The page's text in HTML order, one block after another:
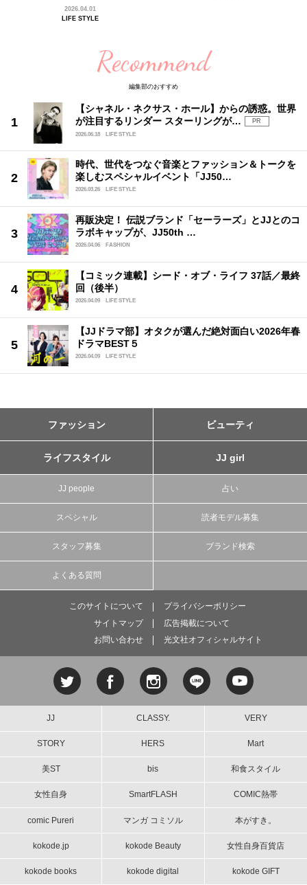
2026.04.01
LIFE STYLE
Recommend
編集部のおすすめ
【シャネル・ネクサス・ホール】からの誘惑。世界
が注目するリンダー スターリングが…
PR
2026.06.18
LIFE STYLE
時代、世代をつなぐ音楽とファッション＆トークを
楽しむスペシャルイベント「JJ50…
2026.03.26 LIFE STYLE
再販決定！ 伝説ブランド「セーラーズ」とJJとのコ
ラボキャップが、JJ50th …
2026.04.06 FASHION
【コミック連載】シード・オブ・ライフ 37話／最終
回（後半）
2026.04.09 LIFE STYLE
【JJドラマ部】オタクが選んだ絶対面白い2026年春
ドラマBEST５
2026.04.09 LIFE STYLE
ファッション ビューティ
ライフスタイル JJ girl
JJ people 占い
スペシャル 読者モデル募集
スタッフ募集 ブランド検索
よくある質問
このサイトについて
プライバシーポリシー
サイトマップ
広告掲載について
お問い合わせ
光文社オフィシャルサイト
JJ CLASSY. VERY
STORY HERS Mart
美ST bis 和食スタイル
女性自身 SmartFLASH COMIC熱帯
comic Pureri マンガ コミソル 本がすき。
kokode.jp kokode Beauty 女性自身百貨店
kokode books kokode digital kokode GIFT